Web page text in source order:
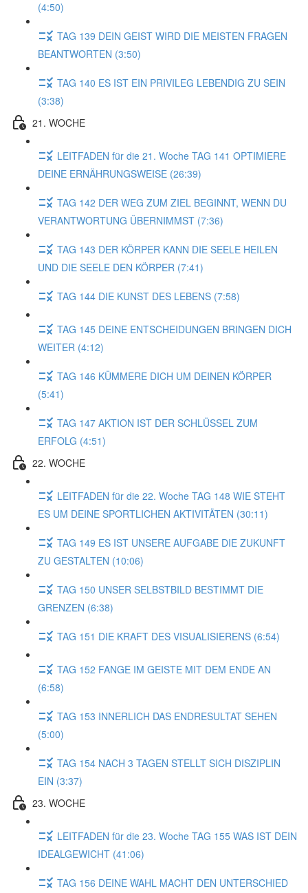
(4:50)
TAG 139 DEIN GEIST WIRD DIE MEISTEN FRAGEN
BEANTWORTEN (3:50)
TAG 140 ES IST EIN PRIVILEG LEBENDIG ZU SEIN
(3:38)
21. WOCHE
LEITFADEN für die 21. Woche TAG 141 OPTIMIERE
DEINE ERNÄHRUNGSWEISE (26:39)
TAG 142 DER WEG ZUM ZIEL BEGINNT, WENN DU
VERANTWORTUNG ÜBERNIMMST (7:36)
TAG 143 DER KÖRPER KANN DIE SEELE HEILEN
UND DIE SEELE DEN KÖRPER (7:41)
TAG 144 DIE KUNST DES LEBENS (7:58)
TAG 145 DEINE ENTSCHEIDUNGEN BRINGEN DICH
WEITER (4:12)
TAG 146 KÜMMERE DICH UM DEINEN KÖRPER
(5:41)
TAG 147 AKTION IST DER SCHLÜSSEL ZUM
ERFOLG (4:51)
22. WOCHE
LEITFADEN für die 22. Woche TAG 148 WIE STEHT
ES UM DEINE SPORTLICHEN AKTIVITÄTEN (30:11)
TAG 149 ES IST UNSERE AUFGABE DIE ZUKUNFT
ZU GESTALTEN (10:06)
TAG 150 UNSER SELBSTBILD BESTIMMT DIE
GRENZEN (6:38)
TAG 151 DIE KRAFT DES VISUALISIERENS (6:54)
TAG 152 FANGE IM GEISTE MIT DEM ENDE AN
(6:58)
TAG 153 INNERLICH DAS ENDRESULTAT SEHEN
(5:00)
TAG 154 NACH 3 TAGEN STELLT SICH DISZIPLIN
EIN (3:37)
23. WOCHE
LEITFADEN für die 23. Woche TAG 155 WAS IST DEIN
IDEALGEWICHT (41:06)
TAG 156 DEINE WAHL MACHT DEN UNTERSCHIED